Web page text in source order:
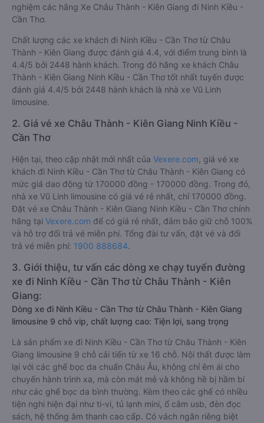
nghiệm các hãng Xe Châu Thành - Kiên Giang đi Ninh Kiều -
Cần Thơ.
Chất lượng các xe khách đi Ninh Kiều - Cần Thơ từ Châu
Thành - Kiên Giang được đánh giá 4.4, với điểm trung bình là
4.4/5 bởi 2448 hành khách. Trong đó hãng xe khách Châu
Thành - Kiên Giang Ninh Kiều - Cần Thơ tốt nhất tuyến được
đánh giá 4.4/5 bởi 2448 hành khách là nhà xe Vũ Linh
limousine.
2. Giá vé xe Châu Thành - Kiên Giang Ninh Kiều -
Cần Thơ
Hiện tại, theo cập nhật mới nhất của Vexere.com , giá vé xe
khách đi Ninh Kiều - Cần Thơ từ Châu Thành - Kiên Giang có
mức giá dao động từ 170000 đồng - 170000 đồng. Trong đó,
nhà xe Vũ Linh limousine có giá vé rẻ nhất, chỉ 170000 đồng.
Đặt vé xe Châu Thành - Kiên Giang Ninh Kiều - Cần Thơ chính
hãng tại Vexere.com để có giá rẻ nhất, đảm bảo giữ chỗ 100%
và hỗ trợ đổi trả vé miễn phí. Tổng đài tư vấn, đặt vé và đổi
trả vé miễn phí: 1900 888684.
3. Giới thiệu, tư vấn các dòng xe chạy tuyến đường
xe đi Ninh Kiều - Cần Thơ từ Châu Thành - Kiên
Giang:
Dòng xe đi Ninh Kiều - Cần Thơ từ Châu Thành - Kiên Giang
limousine 9 chỗ vip, chất lượng cao: Tiện lợi, sang trọng
Là sản phẩm xe đi Ninh Kiều - Cần Thơ từ Châu Thành - Kiên
Giang limousine 9 chỗ cải tiến từ xe 16 chỗ. Nội thất được làm
lại với các ghế bọc da chuẩn Châu Âu, không chỉ êm ái cho
chuyến hành trình xa, mà còn mát mẻ và không hề bị hầm bí
như các ghế bọc da bình thường. Kèm theo các ghế có nhiều
tiện nghi hiện đại như ti-vi, tủ lạnh mini, ổ cắm usb, đèn đọc
sách, hệ thống âm thanh cao cấp. Có vách ngăn riêng biệt